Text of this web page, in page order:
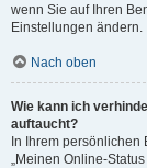
wenn Sie auf Ihren
Einstellungen ändern.
Nach oben
Wie kann ich
auftaucht?
In Ihrem
„Meinen Online-